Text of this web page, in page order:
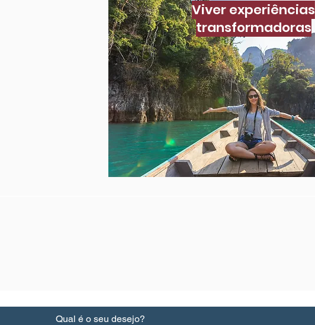
Viver experiências
transformadoras
Qual é o seu desejo?